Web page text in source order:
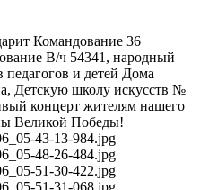
Командование 36
В/ч 54341, народный
педагогов и детей Дома
Детскую школу искусств №
концерт жителям нашего
Великой Победы!